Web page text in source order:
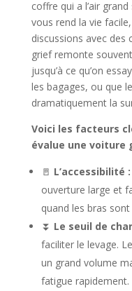
coffre qui a l’air
vous rend la vie
discussions avec des
grief remonte
jusqu’à ce qu’on
les bagages, ou que
dramatiquement la
Voici les facteurs
évalue une voiture
🚪 L’accessibilité :
ouverture large et
quand les bras
⏬ Le seuil de
faciliter le levage.
un grand volume
fatigue rapidement.